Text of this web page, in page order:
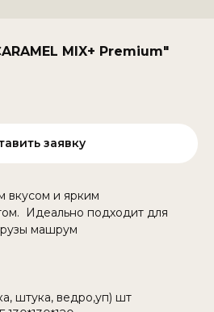
MIX+ Premium"
заявку
вкусом и ярким
Идеально подходит для
машрум
штука, ведро,уп) шт